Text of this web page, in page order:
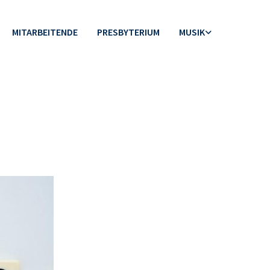
MITARBEITENDE PRESBYTERIUM MUSIK